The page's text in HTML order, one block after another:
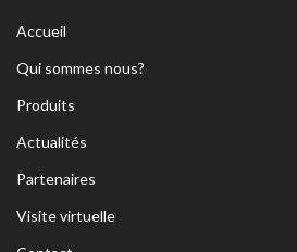
Accueil
Qui sommes nous?
Produits
Actualités
Partenaires
Visite virtuelle